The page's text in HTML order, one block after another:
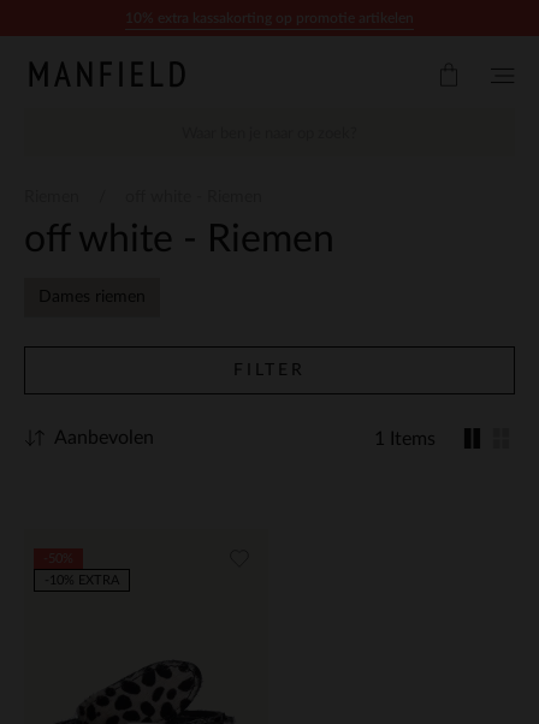
off white - Riemen
Dames riemen
FILTER
1 Items
Aanbevolen
-10% EXTRA